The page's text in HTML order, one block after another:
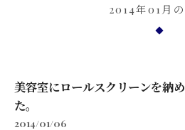
2014年01月
美容室にロールスクリーンを納
た。
2014/01/06